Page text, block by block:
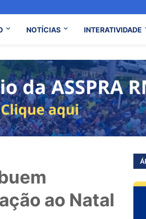
NOTÍCIAS INTERATIVIDADE
ao Natal